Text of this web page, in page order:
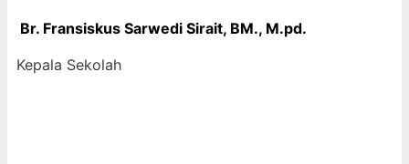
Br. Fransiskus Sarwedi Sirait, BM., M.pd.
Kepala Sekolah